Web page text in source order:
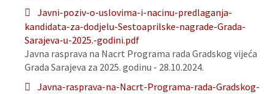
Javni-poziv-o-uslovima-i-nacinu-predlaganja-
kandidata-za-dodjelu-Sestoaprilske-nagrade-Grada-
Sarajeva-u-2025.-godini.pdf
Javna rasprava na Nacrt Programa rada Gradskog vijeća
Grada Sarajeva za 2025. godinu - 28.10.2024.
Javna-rasprava-na-Nacrt-Programa-rada-Gradskog-